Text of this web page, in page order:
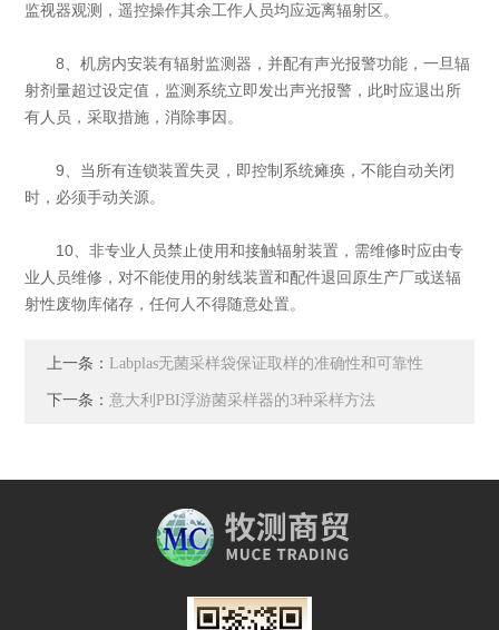
监视器观测，遥控操作其余工作人员均应远离辐射区。
8、机房内安装有辐射监测器，并配有声光报警功能，一旦辐
射剂量超过设定值，监测系统立即发出声光报警，此时应退出所
有人员，采取措施，消除事因。
9、当所有连锁装置失灵，即控制系统瘫痪，不能自动关闭
时，必须手动关源。
10、非专业人员禁止使用和接触辐射装置，需维修时应由专
业人员维修，对不能使用的射线装置和配件退回原生产厂或送辐
射性废物库储存，任何人不得随意处置。
上一条： Labplas无菌采样袋保证取样的准确性和可靠性
下一条：意大利PBI浮游菌采样器的3种采样方法